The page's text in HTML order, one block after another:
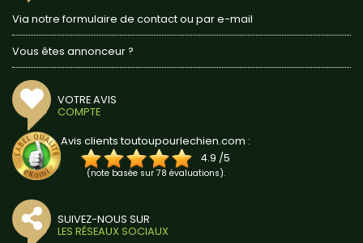
Via notre formulaire de contact ou par e-mail
Vous êtes annonceur ?
VOTRE AVIS
COMPTE
Avis clients toutoupourlechien.com :
4.9 /5
(note basée sur 78 évaluations).
SUIVEZ-NOUS SUR
LES RÉSEAUX SOCIAUX